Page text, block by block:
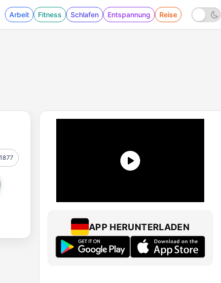
Arbeit Fitness Schlafen Entspannung Reise
1877
APP HERUNTERLADEN